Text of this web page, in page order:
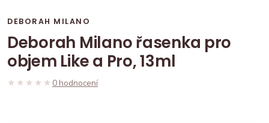
DEBORAH MILANO
Deborah Milano řasenka pro
objem Like a Pro, 13ml
★★★★★
★★★★★ 0 hodnocení